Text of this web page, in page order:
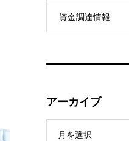
資金調達情報
アーカイブ
月を選択